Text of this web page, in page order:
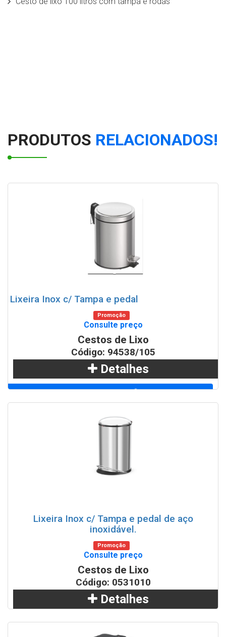
PRODUTOS RELACIONADOS!
Lixeira Inox c/ Tampa e pedal
Promoção
Consulte preço
Cestos de Lixo
Código: 94538/105
Detalhes
WhatsApp
Lixeira Inox c/ Tampa e pedal de aço
inoxidável.
Promoção
Consulte preço
Cestos de Lixo
Código: 0531010
Detalhes
Adicionar